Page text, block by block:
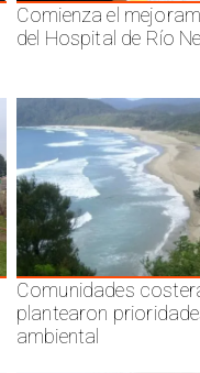
Comienza el
del Hospital de Río
Comunidades
plantearon
ambiental